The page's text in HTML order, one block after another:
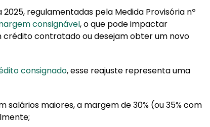
regulamentadas pela Medida Provisória nº
consignável, o que pode impactar
crédito contratado ou desejam obter um novo
consignado, esse reajuste representa uma
salários maiores, a margem de 30% (ou 35% com